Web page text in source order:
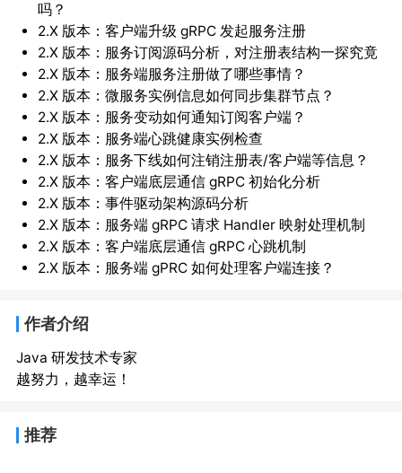
吗？
2.X 版本：客户端升级 gRPC 发起服务注册
2.X 版本：服务订阅源码分析，对注册表结构一探究竟
2.X 版本：服务端服务注册做了哪些事情？
2.X 版本：微服务实例信息如何同步集群节点？
2.X 版本：服务变动如何通知订阅客户端？
2.X 版本：服务端心跳健康实例检查
2.X 版本：服务下线如何注销注册表/客户端等信息？
2.X 版本：客户端底层通信 gRPC 初始化分析
2.X 版本：事件驱动架构源码分析
2.X 版本：服务端 gRPC 请求 Handler 映射处理机制
2.X 版本：客户端底层通信 gRPC 心跳机制
2.X 版本：服务端 gPRC 如何处理客户端连接？
作者介绍
Java 研发技术专家
越努力，越幸运！
推荐